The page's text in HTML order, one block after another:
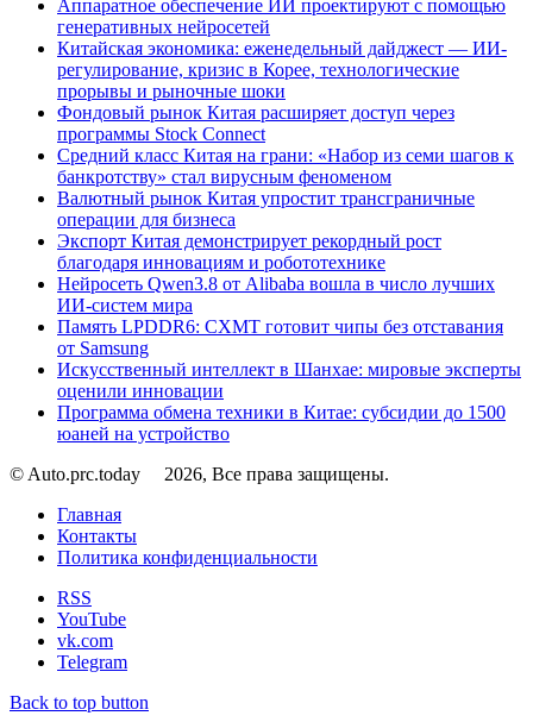
Аппаратное обеспечение ИИ проектируют с помощью
генеративных нейросетей
Китайская экономика: еженедельный дайджест — ИИ-
регулирование, кризис в Корее, технологические
прорывы и рыночные шоки
Фондовый рынок Китая расширяет доступ через
программы Stock Connect
Средний класс Китая на грани: «Набор из семи шагов к
банкротству» стал вирусным феноменом
Валютный рынок Китая упростит трансграничные
операции для бизнеса
Экспорт Китая демонстрирует рекордный рост
благодаря инновациям и робототехнике
Нейросеть Qwen3.8 от Alibaba вошла в число лучших
ИИ-систем мира
Память LPDDR6: CXMT готовит чипы без отставания
от Samsung
Искусственный интеллект в Шанхае: мировые эксперты
оценили инновации
Программа обмена техники в Китае: субсидии до 1500
юаней на устройство
© Auto.prc.today
2026, Все права защищены.
Главная
Контакты
Политика конфиденциальности
RSS
YouTube
vk.com
Telegram
Back to top button